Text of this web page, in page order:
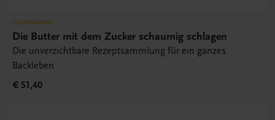
Gastronomie
Die Butter mit dem Zucker schaumig schlagen
Die unverzichtbare Rezeptsammlung für ein ganzes
Backleben
€ 51,40